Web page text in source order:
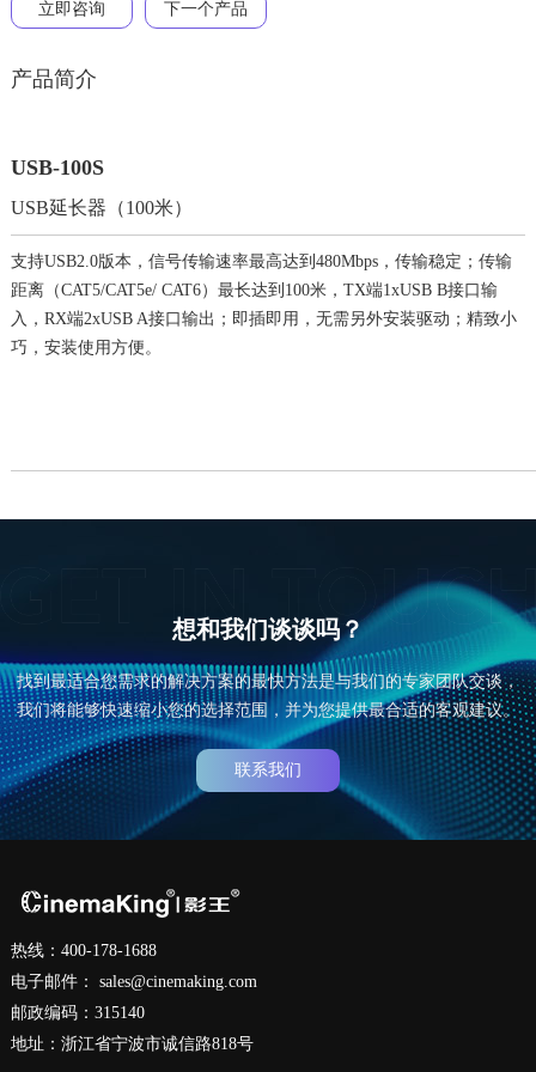
立即咨询 下一个产品
产品简介
USB-100S
USB延长器（100米）
支持USB2.0版本，信号传输速率最高达到480Mbps，传输稳定；传输
距离（CAT5/CAT5e/ CAT6）最长达到100米，TX端1xUSB B接口输
入，RX端2xUSB A接口输出；即插即用，无需另外安装驱动；精致小
巧，安装使用方便。
想和我们谈谈吗？
找到最适合您需求的解决方案的最快方法是与我们的专家团队交谈，
我们将能够快速缩小您的选择范围，并为您提供最合适的客观建议。
联系我们
热线：400-178-1688
电子邮件： sales@cinemaking.com
邮政编码：315140
地址：浙江省宁波市诚信路818号